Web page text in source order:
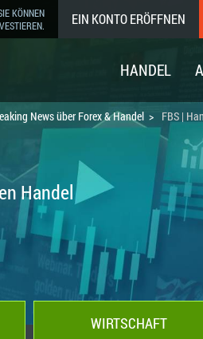
KÖNNEN
EIN KONTO ERÖFFNEN
HANDEL
News über Forex & Handel FBS |
Handel
WIRTSCHAFT